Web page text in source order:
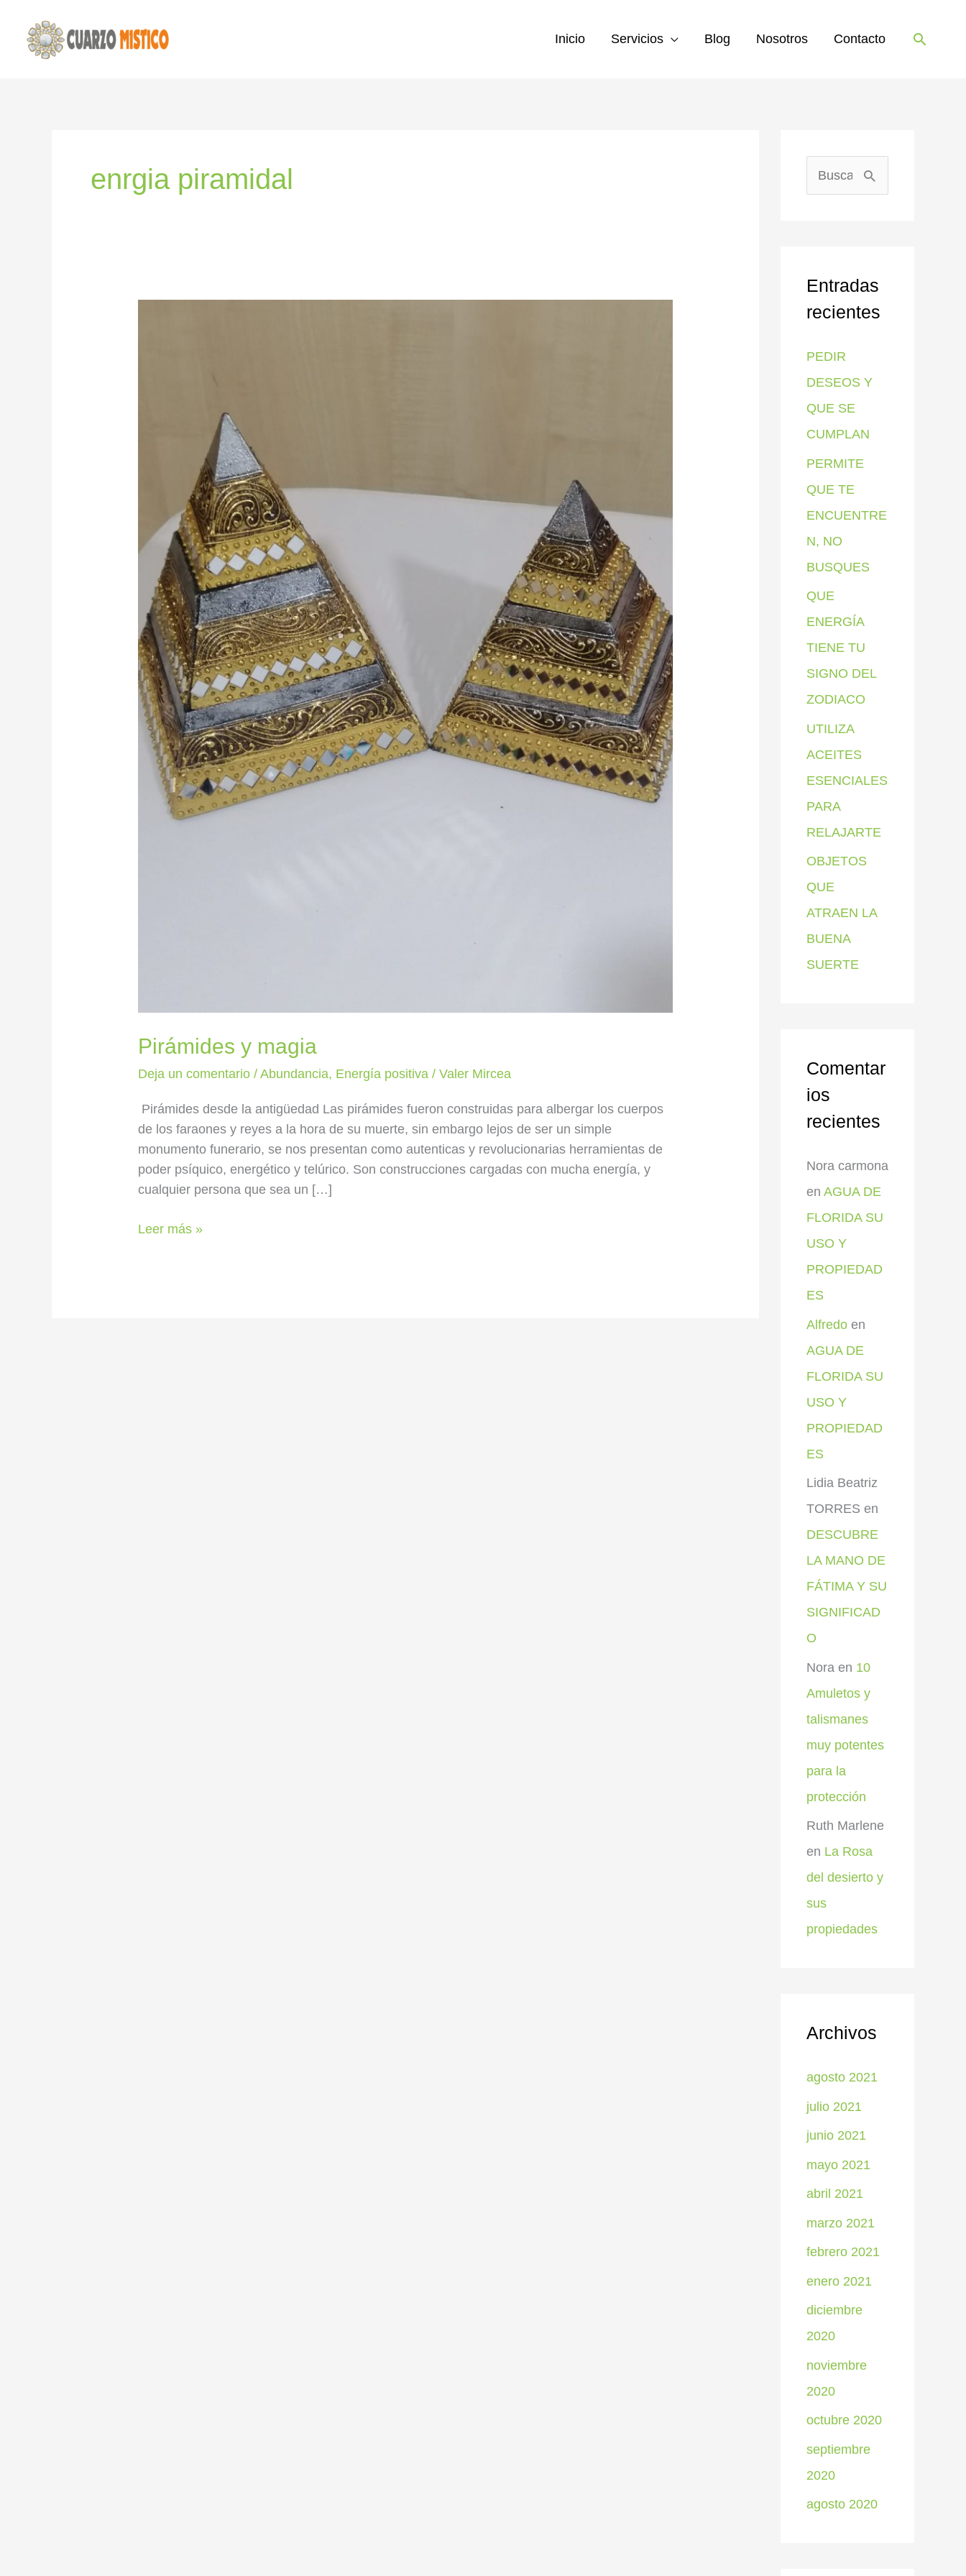
contenido
Inicio Servicios Blog Nosotros Contacto Buscar
enrgia piramidal
Pirámides y magia
Deja un comentario /Abundancia, Energía positiva /Valer Mircea
Pirámides desde la antigüedad Las pirámides fueron construidas para albergar los cuerpos
de los faraones y reyes a la hora de su muerte, sin embargo lejos de ser un simple
monumento funerario, se nos presentan como autenticas y revolucionarias herramientas de
poder psíquico, energético y telúrico. Son construcciones cargadas con mucha energía, y
cualquier persona que sea un […]
Leer más »
a
r
o
r
:
Entradas
recientes
PEDIR
DESEOS Y
QUE SE
CUMPLAN
PERMITE
QUE TE
ENCUENTRE
N, NO
BUSQUES
QUE
ENERGÍA
TIENE TU
SIGNO DEL
ZODIACO
UTILIZA
ACEITES
ESENCIALES
PARA
RELAJARTE
OBJETOS
QUE
ATRAEN LA
BUENA
SUERTE
Comentar
ios
recientes
Nora carmona
en AGUA DE
FLORIDA SU
USO Y
PROPIEDAD
ES
Alfredo en
AGUA DE
FLORIDA SU
USO Y
PROPIEDAD
ES
Lidia Beatriz
TORRES en
DESCUBRE
LA MANO DE
FÁTIMA Y SU
SIGNIFICAD
O
Nora en 10
Amuletos y
talismanes
muy potentes
para la
protección
Ruth Marlene
en La Rosa
del desierto y
sus
propiedades
Archivos
agosto 2021
julio 2021
junio 2021
mayo 2021
abril 2021
marzo 2021
febrero 2021
enero 2021
diciembre
2020
noviembre
2020
octubre 2020
septiembre
2020
agosto 2020